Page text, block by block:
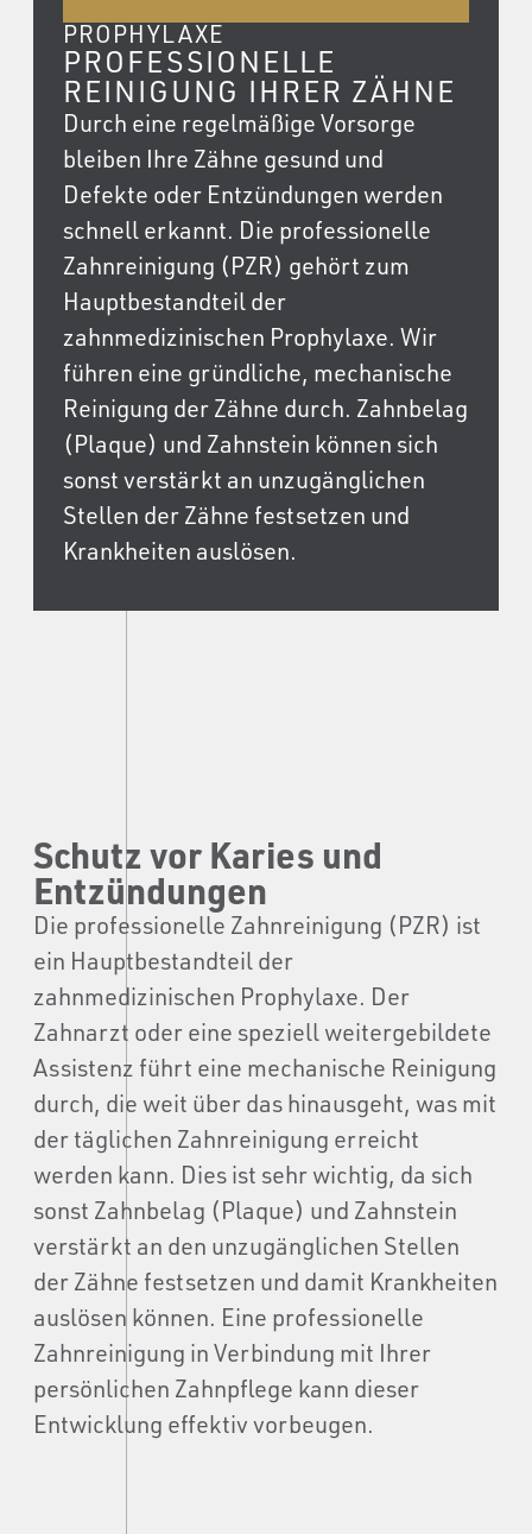
PROPHYLAXE
PROFESSIONELLE
REINIGUNG IHRER ZÄHNE
Durch eine regelmäßige Vorsorge
bleiben Ihre Zähne gesund und
Defekte oder Entzündungen werden
schnell erkannt. Die professionelle
Zahnreinigung (PZR) gehört zum
Hauptbestandteil der
zahnmedizinischen Prophylaxe. Wir
führen eine gründliche, mechanische
Reinigung der Zähne durch. Zahnbelag
(Plaque) und Zahnstein können sich
sonst verstärkt an unzugänglichen
Stellen der Zähne festsetzen und
Krankheiten auslösen.
Schutz vor Karies und
Entzündungen
Die professionelle Zahnreinigung (PZR) ist
ein Hauptbestandteil der
zahnmedizinischen Prophylaxe. Der
Zahnarzt oder eine speziell weitergebildete
Assistenz führt eine mechanische Reinigung
durch, die weit über das hinausgeht, was mit
der täglichen Zahnreinigung erreicht
werden kann. Dies ist sehr wichtig, da sich
sonst Zahnbelag (Plaque) und Zahnstein
verstärkt an den unzugänglichen Stellen
der Zähne festsetzen und damit Krankheiten
auslösen können. Eine professionelle
Zahnreinigung in Verbindung mit Ihrer
persönlichen Zahnpflege kann dieser
Entwicklung effektiv vorbeugen.